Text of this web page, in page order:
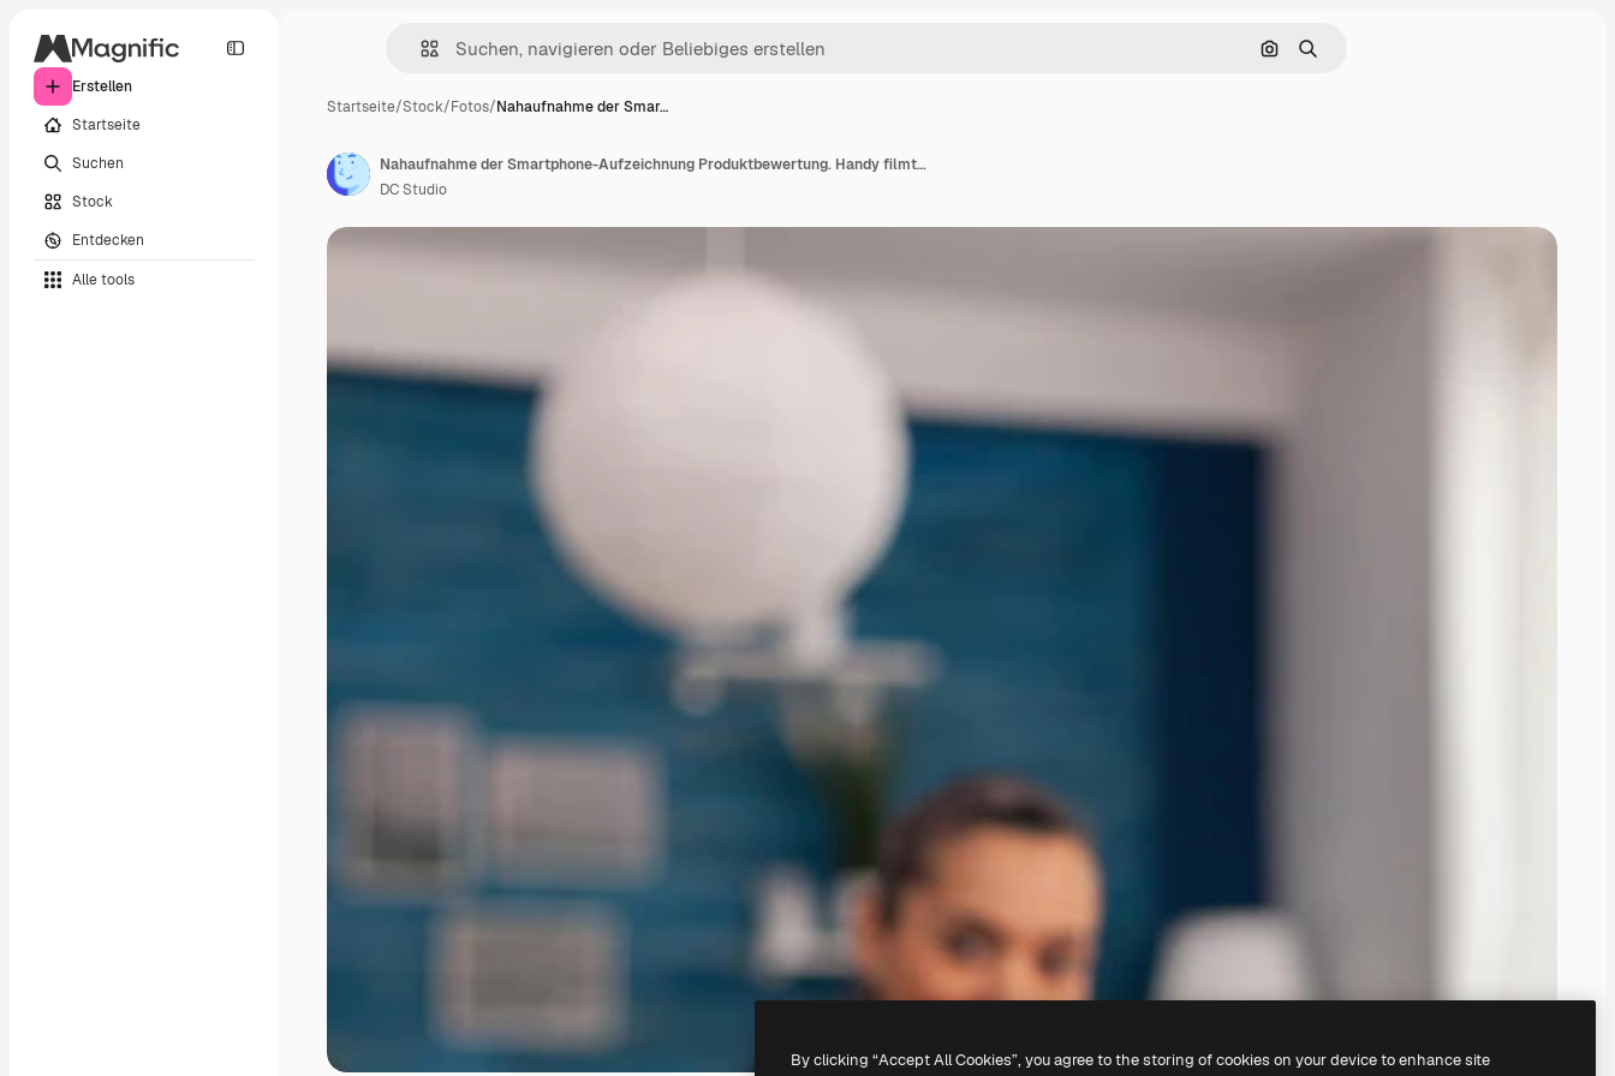
Erstellen
Startseite
Suchen
Stock
Entdecken
Alle tools
Nach Bild suchen
Suchen
Startseite/Stock/Fotos/Nahaufnahme der Smar…
Nahaufnahme der Smartphone-Aufzeichnung Produktbewertung. Handy filmt Moderatorin beim Vlog-Testen von Laptop-Computern. Social-Media-Influencer, der vor der Kamera Gadget-Empfehlungen macht.
DC Studio
By clicking “Accept All Cookies”, you agree to the storing of cookies on your device to enhance site